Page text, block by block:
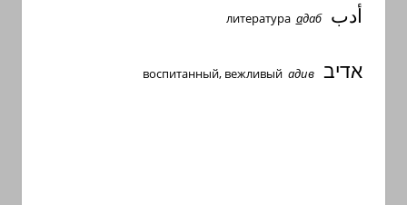
أدب литература адаб
אדיב воспитанный, вежливый адив